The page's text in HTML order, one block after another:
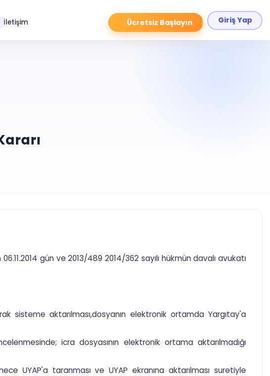
Ücretsiz Başlayın Giriş Yap
İletişim
gün ve 2013/489 2014/362 sayılı hükmün davalı avukatı
sisteme aktarılması,dosyanın elektronik ortamda Yargıtay'a
icra dosyasının elektronik ortama aktarılmadığı
UYAP'a taranması ve UYAP ekranına aktarılması suretiyle